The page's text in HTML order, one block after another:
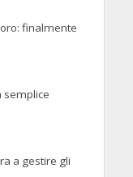
finalmente
semplice
a gestire gli